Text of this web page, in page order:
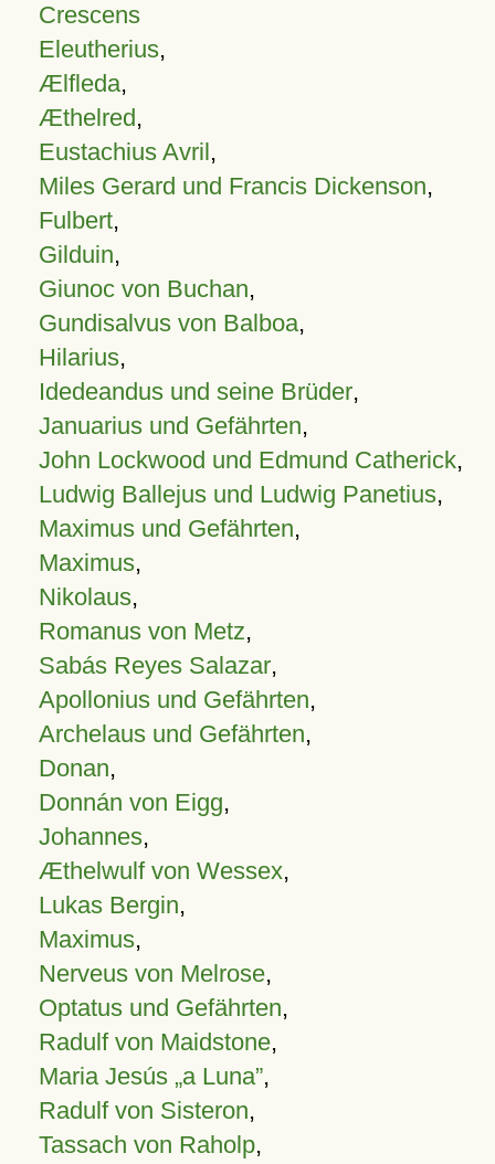
Crescens
Eleutherius,
Ælfleda,
Æthelred,
Eustachius Avril,
Miles Gerard und Francis Dickenson,
Fulbert,
Gilduin,
Giunoc von Buchan,
Gundisalvus von Balboa,
Hilarius,
Idedeandus und seine Brüder,
Januarius und Gefährten,
John Lockwood und Edmund Catherick,
Ludwig Ballejus und Ludwig Panetius,
Maximus und Gefährten,
Maximus,
Nikolaus,
Romanus von Metz,
Sabás Reyes Salazar,
Apollonius und Gefährten,
Archelaus und Gefährten,
Donan,
Donnán von Eigg,
Johannes,
Æthelwulf von Wessex,
Lukas Bergin,
Maximus,
Nerveus von Melrose,
Optatus und Gefährten,
Radulf von Maidstone,
Maria Jesús „a Luna”,
Radulf von Sisteron,
Tassach von Raholp,